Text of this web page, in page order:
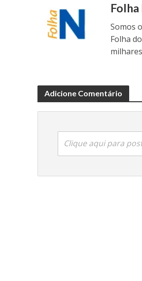
Somos
Folha
Adicione Comentário
Clique aqui para